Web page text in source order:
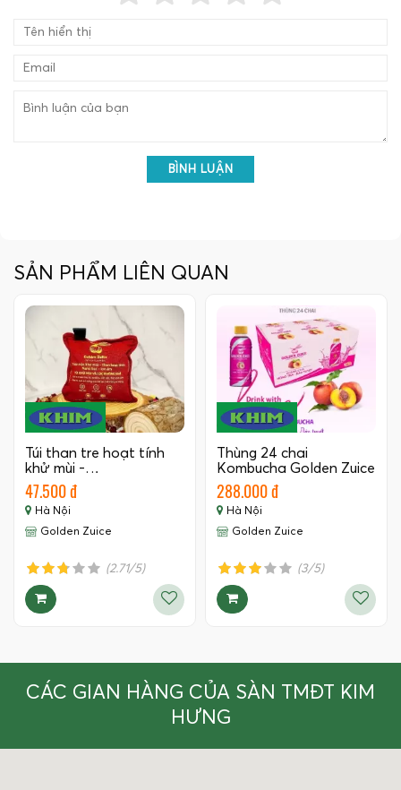
BÌNH LUẬN
SẢN PHẨM LIÊN QUAN
Túi than tre hoạt tính
khử mùi -…
47.500 đ
Hà Nội
Golden Zuice
(2.71/5)
Thùng 24 chai
Kombucha Golden Zuice
350 ML
288.000 đ
Hà Nội
Golden Zuice
(3/5)
CÁC GIAN HÀNG CỦA SÀN TMĐT KIM
HƯNG